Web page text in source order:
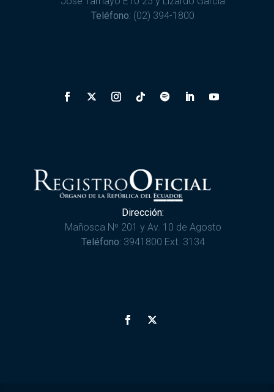
Teléfono: (02) 394-1800
Dirección:
Mañosca Nº 201 y Av. 10 de Agosto
Teléfono: 3941800 Ext. 3134